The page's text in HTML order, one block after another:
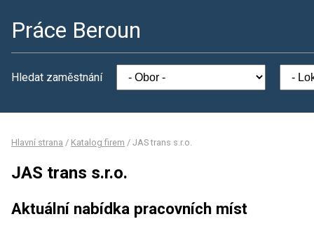
Práce Beroun
Hledat zaměstnání
Hlavní strana / Katalog firem / JAS trans s.r.o.
JAS trans s.r.o.
Aktuální nabídka pracovních míst